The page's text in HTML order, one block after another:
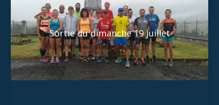
Sortie du dimanche 19 juillet